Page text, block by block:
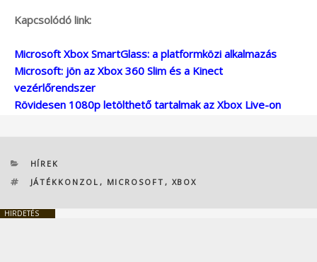
Kapcsolódó link:
Microsoft Xbox SmartGlass: a platformközi alkalmazás
Microsoft: jön az Xbox 360 Slim és a Kinect
vezérlőrendszer
Rövidesen 1080p letölthető tartalmak az Xbox Live-on
KATEGÓRIÁK
HÍREK
CÍMKÉK
JÁTÉKKONZOL , MICROSOFT , XBOX
HIRDETÉS